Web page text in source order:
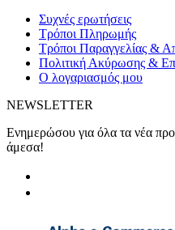
Συχνές ερωτήσεις
Τρόποι Πληρωμής
Τρόποι Παραγγελίας &
Πολιτική Ακύρωσης &
Ο λογαριασμός μου
NEWSLETTER
Ενημερώσου για όλα τα νέα
άμεσα!